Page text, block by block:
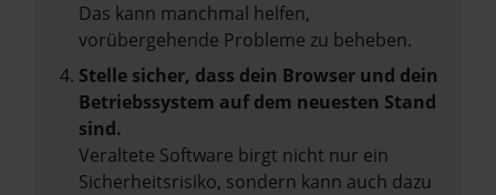
Das kann manchmal helfen,
vorübergehende Probleme zu beheben.
Stelle sicher, dass dein Browser und dein
Betriebssystem auf dem neuesten Stand
sind.
Veraltete Software birgt nicht nur ein
Sicherheitsrisiko, sondern kann auch dazu